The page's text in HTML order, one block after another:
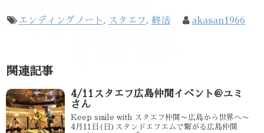
エンディングノート , スタエフ, 終活 akasan1966
関連記事
4/11スタエフ広島仲間イベント@ユミ
さん
Keep smile with スタエフ仲間〜広島から世界へ〜
4月11日(日)スタンドエフエムで繋がる広島仲間